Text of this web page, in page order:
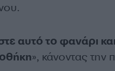
αυτό το φανάρι
», κάνοντας την